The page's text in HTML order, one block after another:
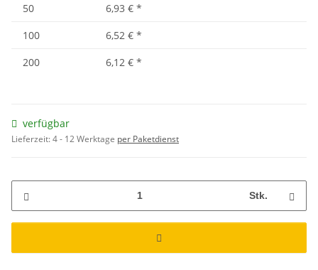
50
6,93 € *
100
6,52 € *
200
6,12 € *
verfügbar
Lieferzeit:4 - 12 Werktage per Paketdienst
Stk.